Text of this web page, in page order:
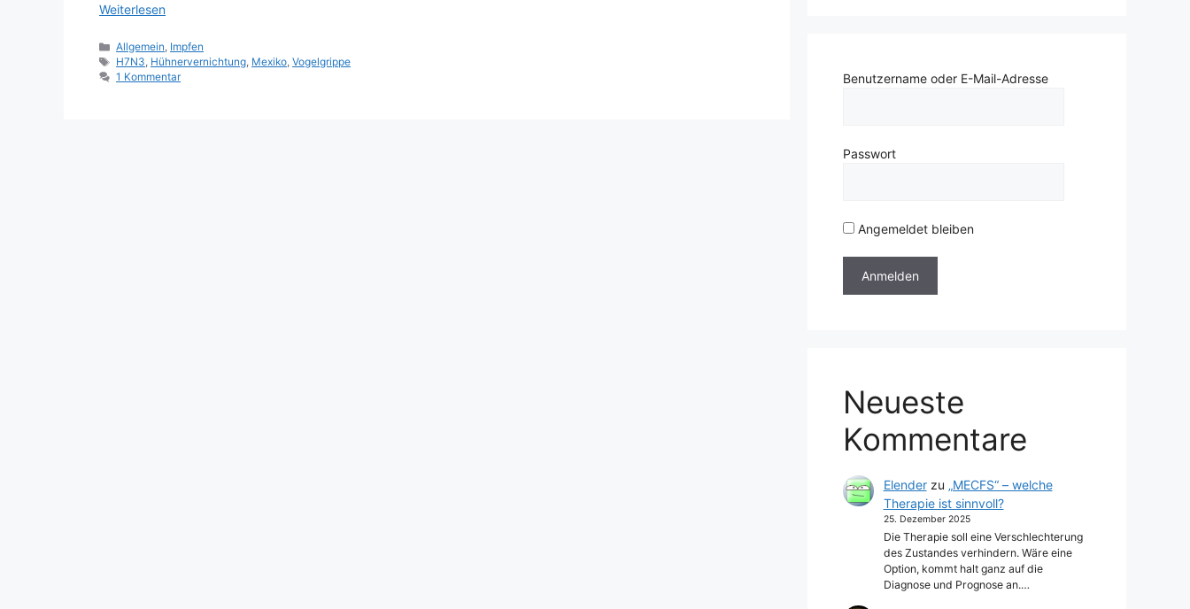
Weiterlesen
Kategorien
Allgemein, Impfen
Schlagwörter
H7N3, Hühnervernichtung, Mexiko,Vogelgrippe
1 Kommentar
Benutzername oder E-Mail-Adresse
Passwort
Angemeldet bleiben
Neueste
Kommentare
Elenderzu „MECFS“ – welche
Therapie ist sinnvoll?
25. Dezember 2025
Die Therapie soll eine Verschlechterung
des Zustandes verhindern. Wäre eine
Option, kommt halt ganz auf die
Diagnose und Prognose an.…